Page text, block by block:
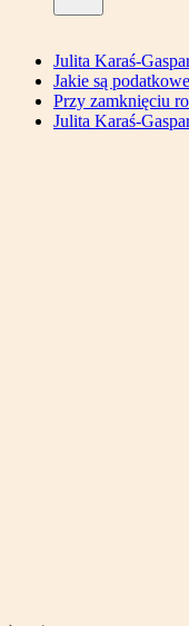
Julita Karaś-
Jakie są
Przy zamknięciu
Julita Karaś-